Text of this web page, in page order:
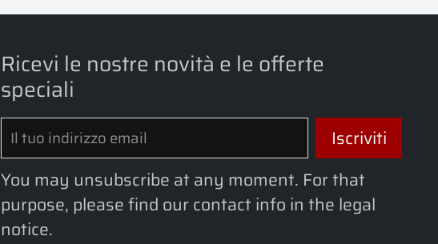
Ricevi le nostre novità e le offerte
speciali
You may unsubscribe at any moment. For that
purpose, please find our contact info in the legal
notice.